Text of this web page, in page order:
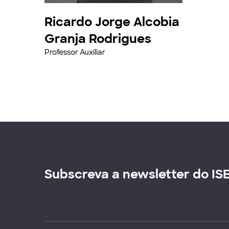
Ricardo Jorge Alcobia
Granja Rodrigues
Professor Auxiliar
Subscreva a newsletter do